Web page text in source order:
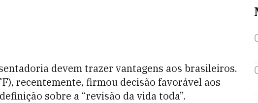
devem trazer vantagens aos brasileiros.
recentemente, firmou decisão favorável aos
sobre a “revisão da vida toda”.